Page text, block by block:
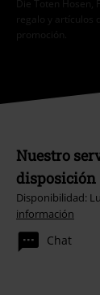
Die Toten Hosen,
regalo y artículos
promoción.
Nuestro
disposición
Disponibilidad:
información
Chat